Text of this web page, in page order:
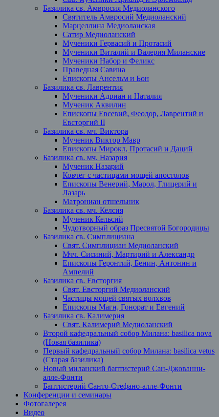
Базилика св. Амвросия Медиоланского
Святитель Амвросий Медиоланский
Марцеллина Медиоланская
Сатир Медиоланский
Мученики Гервасий и Протасий
Мученики Виталий и Валерия Миланские
Мученики Набор и Феликс
Праведная Савина
Епископы Ансельм и Бон
Базилика св. Лаврентия
Мученики Адриан и Наталия
Мученик Аквилин
Епископы Евсевий, Феодор, Лаврентий и
Евсторгий II
Базилика св. мч. Виктора
Мученик Виктор Мавр
Епископы Мирокл, Протасий и Даций
Базилика св. мч. Назария
Мученик Назарий
Ковчег с частицами мощей апостолов
Епископы Венерий, Марол, Глицерий и
Лазарь
Матрониан отшельник
Базилика св. мч. Келсия
Мученик Кельсий
Чудотворный образ Пресвятой Богородицы
Базилика св. Симплициана
Свят. Симплициан Медиоланский
Мчч. Сисиний, Мартирий и Александр
Епископы Геронтий, Бенин, Антонин и
Ампелий
Базилика св. Евсторгия
Свят. Евсторгий Медиоланский
Частицы мощей святых волхвов
Епископы Магн, Гонорат и Евгений
Базилика св. Калимерия
Свят. Калимерий Медиоланский
Второй кафедральный собор Милана: basilica nova
(Новая базилика)
Первый кафедральный собор Милана: basilica vetus
(Старая базилика)
Новый миланский баптистерий Сан-Джованни-
алле-Фонти
Баптистерий Санто-Стефано-алле-Фонти
Конференции и семинары
Фотогалерея
Видео